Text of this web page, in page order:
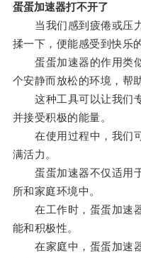
蛋蛋加速器打不开了
当我们感到疲倦或压力
揉一下，便能感受到快乐
蛋蛋加速器的作用类似
个安静而放松的环境，帮
这种工具可以让我们专
并接受积极的能量。
在使用过程中，我们可
满活力。
蛋蛋加速器不仅适用于
所和家庭环境中。
在工作时，蛋蛋加速器
能和积极性。
在家庭中，蛋蛋加速器